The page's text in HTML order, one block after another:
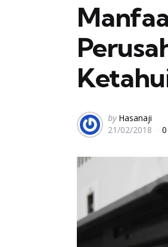
Posted
by
by Hasanaji
21/02/2018